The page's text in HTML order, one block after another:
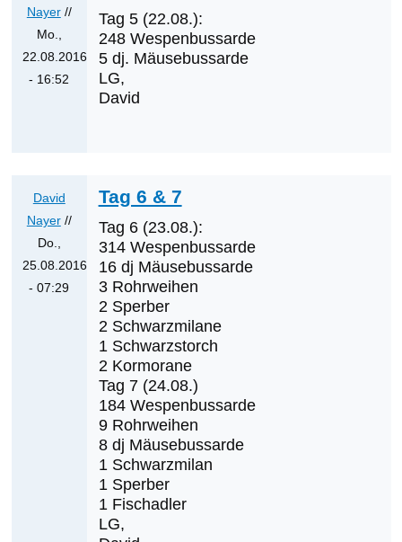
sein?
von
Klaus
Cerjak
Nayer//
Mo.,
22.08.2016
- 16:52
die
nächsten
Erstnachweise
sein?
von
Tag 5 (22.08.):
248 Wespenbussarde
5 dj. Mäusebussarde
LG,
David
David
Nayer//
Do.,
25.08.2016
- 07:29
Erstnachweise
Tag 6 & 7
Tag 6 (23.08.):
314 Wespenbussarde
16 dj Mäusebussarde
3 Rohrweihen
2 Sperber
2 Schwarzmilane
1 Schwarzstorch
2 Kormorane
Tag 7 (24.08.)
184 Wespenbussarde
9 Rohrweihen
8 dj Mäusebussarde
1 Schwarzmilan
1 Sperber
1 Fischadler
LG,